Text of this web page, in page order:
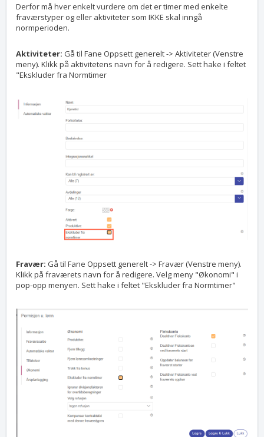
Derfor må hver enkelt vurdere om det er timer med enkelte
fraværstyper og eller aktiviteter som IKKE skal inngå
normperioden.
Aktiviteter: Gå til Fane Oppsett generelt -> Aktiviteter (Venstre
meny). Klikk på aktivitetens navn for å redigere. Sett hake i feltet
"Ekskluder fra Normtimer
Fravær: Gå til Fane Oppsett generelt -> Fravær (Venstre meny).
Klikk på fraværets navn for å redigere. Velg meny "Økonomi" i
pop-opp menyen. Sett hake i feltet "Ekskluder fra Normtimer"